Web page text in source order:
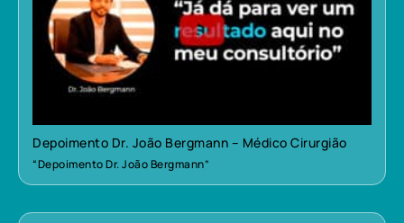
Depoimento Dr. João Bergmann – Médico Cirurgião
“Depoimento Dr. João Bergmann”